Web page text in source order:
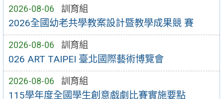
2026-08-06 訓育組
2026全國幼老共學教案設計暨教學成果競 賽
2026-08-06 訓育組
026 ART TAIPEI 臺北國際藝術博覽會
2026-08-06 訓育組
115學年度全國學生創意戲劇比賽實施要點